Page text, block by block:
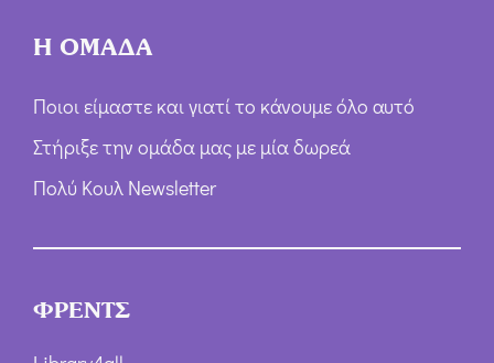
Η ΟΜΑΔΑ
Ποιοι είμαστε και γιατί το κάνουμε όλο αυτό
Στήριξε την ομάδα μας με μία δωρεά
Πολύ Κουλ Newsletter
ΦΡΕΝΤΣ